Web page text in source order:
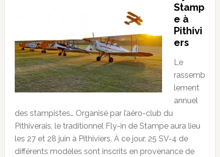
Stamp
e à
Pithivi
ers
Le
rassemb
lement
annuel
des stampistes… Organisé par l’aéro-club du
Pithiverais, le traditionnel Fly-in de Stampe aura lieu
les 27 et 28 juin à Pithiviers. À ce jour, 25 SV-4 de
différents modèles sont inscrits en provenance de